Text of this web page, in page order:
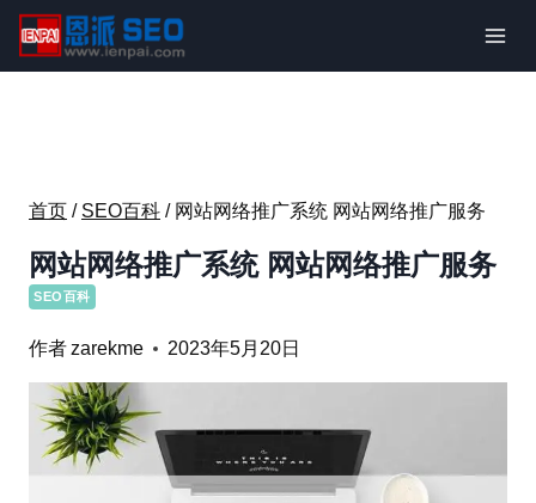
内
首页 / SEO百科 / 网站网络推广系统 网站网络推广服务
网站网络推广系统 网站网络推广服务
SEO百科
作者zarekme 2023年5月20日